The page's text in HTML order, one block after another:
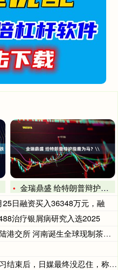
金瑞鼎盛 给特朗普辩护指鹿为马？\
日融资买入36348万元，融
治疗银屑病研究入选2025
所 河南诞生全球现制茶饮第一股
后，日媒最终没忍住，称日方早就